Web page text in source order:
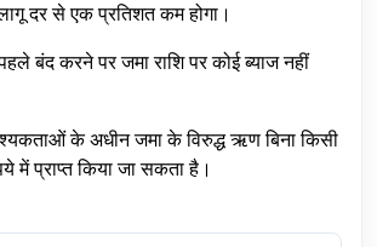
दर से एक प्रतिशत कम होगा।
बंद करने पर जमा राशि पर कोई ब्याज नहीं
के अधीन जमा के विरुद्ध ऋण बिना किसी
में प्राप्त किया जा सकता है।